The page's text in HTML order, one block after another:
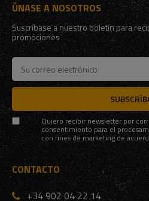
ÚNASE A NOSOTROS
Suscríbase a nuestro boletín para
promociones
Quiero recibir newsletter por
consentimiento para el
con fines de marketing de
CONTACTO
+34 902 04 22 14